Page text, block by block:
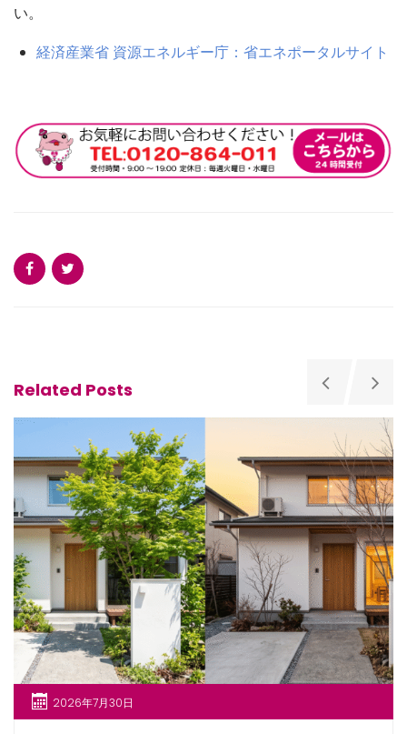
い。
経済産業省 資源エネルギー庁：省エネポータルサイト
Related Posts
2026年7月30日